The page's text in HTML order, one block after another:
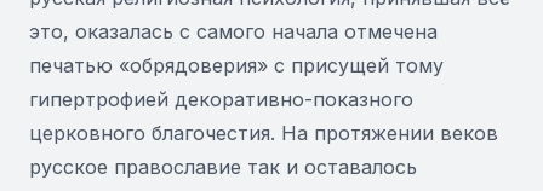
это, оказалась с самого начала отмечена
печатью «обрядоверия» с присущей тому
гипертрофией декоративно-показного
церковного благочестия. На протяжении веков
русское православие так и оставалось